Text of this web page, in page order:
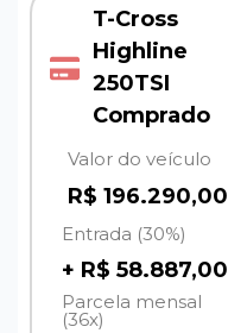
T-Cross
Highline
250TSI
Comprado
Valor do veículo
R$ 196.290,00
Entrada (30%)
+ R$ 58.887,00
Parcela mensal
(36x)